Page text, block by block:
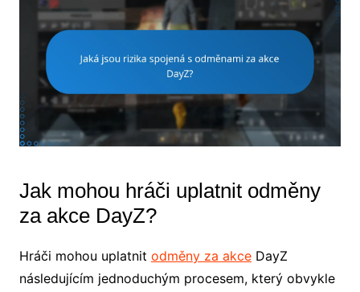
Jak mohou hráči uplatnit odměny
za akce DayZ?
Hráči mohou uplatnit odměny za akceDayZ
následujícím jednoduchým procesem, který obvykle